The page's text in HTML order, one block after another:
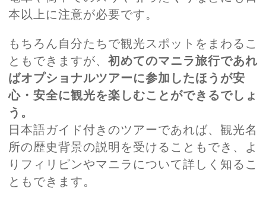
本以上に注意が必要です。
もちろん自分たちで観光スポットをまわるこ
ともできますが、 初めてのマニラ旅行であれ
ばオプショナルツアーに参加したほうが安
心・安全に観光を楽しむことができるでしょ
う。
日本語ガイド付きのツアーであれば、観光名
所の歴史背景の説明を受けることもでき、よ
りフィリピンやマニラについて詳しく知るこ
ともできます。